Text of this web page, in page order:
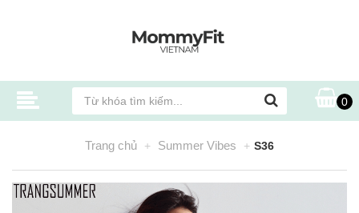
0
Trang chủ Summer Vibes S36